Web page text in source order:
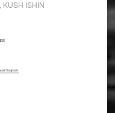
KUSH ISHIN